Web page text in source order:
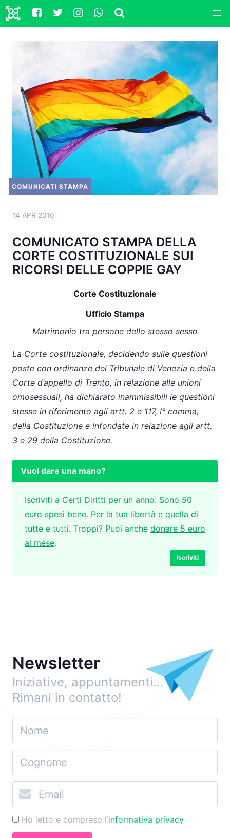
COMUNICATI STAMPA
14 APR 2010
COMUNICATO STAMPA DELLA
CORTE COSTITUZIONALE SUI
RICORSI DELLE COPPIE GAY
Corte Costituzionale
Ufficio Stampa
Matrimonio tra persone dello stesso sesso
La Corte costituzionale, decidendo sulle questioni
poste con ordinanze del Tribunale di Venezia e della
Corte d’appello di Trento, in relazione alle unioni
omosessuali, ha dichiarato inammissibili le questioni
stesse in riferimento agli artt. 2 e 117, I° comma,
della Costituzione e infondate in relazione agli artt.
3 e 29 della Costituzione.
Vuoi dare una mano?
Iscriviti a Certi Diritti per un anno. Sono 50
euro spesi bene. Per la tua libertà e quella di
tutte e tutti. Troppi? Puoi anche donare 5 euro
al mese.
Iscriviti
Newsletter
Iniziative, appuntamenti…
Rimani in contatto!
Ho letto e compreso l’informativa privacy